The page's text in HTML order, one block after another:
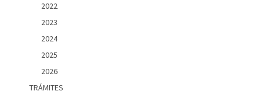
2022
2023
2024
2025
2026
TRÁMITES